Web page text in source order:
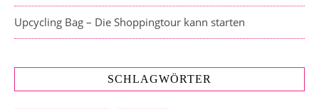
Upcycling Bag – Die Shoppingtour kann starten
SCHLAGWÖRTER